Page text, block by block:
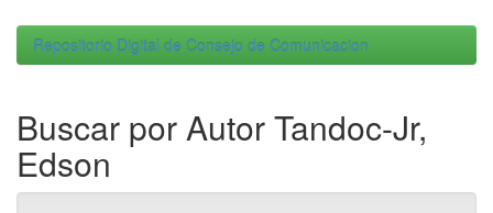
Repositorio Digital de Consejo de Comunicacion
Buscar por Autor Tandoc-Jr,
Edson